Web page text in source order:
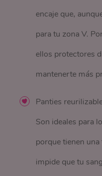
encaje que,
para tu zona V.
ellos protectores
mantenerte más
Panties
Son ideales para
porque tienen
impide que tu